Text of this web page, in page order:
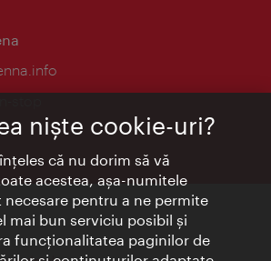
nişte cookie-uri?
că nu dorim să vă
acestea, aşa-numitele
pentru a ne permite
mai bun serviciu posibil şi
funcţionalitatea paginilor de